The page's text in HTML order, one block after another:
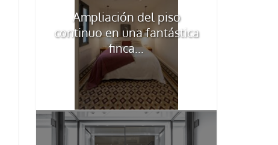
Ampliación del piso
continuo en una fantástica
finca...